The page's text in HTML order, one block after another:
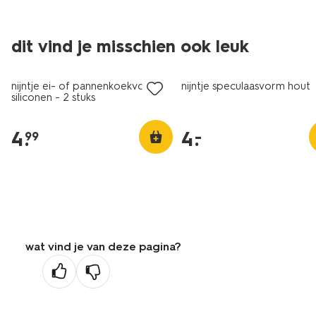
dit vind je misschien ook leuk
nijntje ei- of pannenkoekvorm
siliconen - 2 stuks
4.
99
laag geprijsd
nijntje speculaasvorm hout
4.
–
wat vind je van deze pagina?